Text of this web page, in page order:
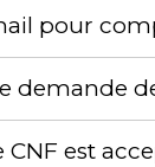
pour
demande
CNF est